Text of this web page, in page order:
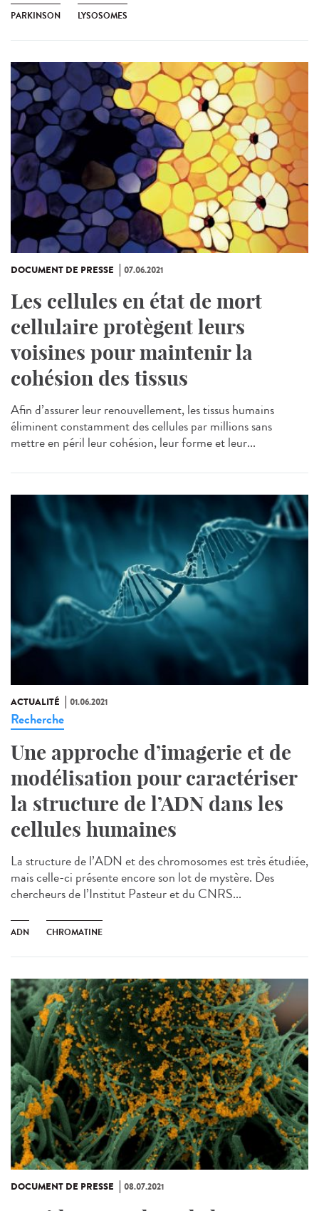
PARKINSON LYSOSOMES
DOCUMENT DE PRESSE 07.06.2021
Les cellules en état de mort
cellulaire protègent leurs
voisines pour maintenir la
cohésion des tissus
Afin d’assurer leur renouvellement, les tissus humains
éliminent constamment des cellules par millions sans
mettre en péril leur cohésion, leur forme et leur...
ACTUALITÉ 01.06.2021
Recherche
Une approche d’imagerie et de
modélisation pour caractériser
la structure de l’ADN dans les
cellules humaines
La structure de l’ADN et des chromosomes est très étudiée,
mais celle-ci présente encore son lot de mystère. Des
chercheurs de l’Institut Pasteur et du CNRS...
ADN CHROMATINE
DOCUMENT DE PRESSE 08.07.2021